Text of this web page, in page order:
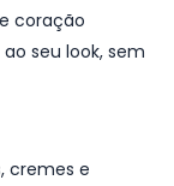
coração
seu look, sem
cremes e